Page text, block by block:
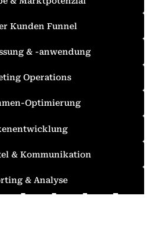
Kunden Funnel
& -anwendung
Operations
Optimierung
& Kommunikation
& Analyse